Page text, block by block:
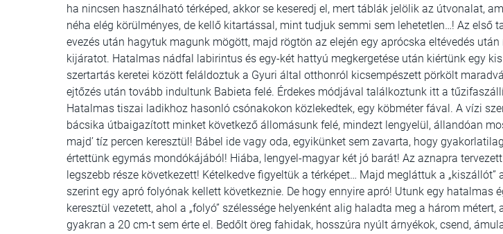
ha nincsen használható térképed, akkor se keseredj el, mert táblák jelölik az útvonalat,
néha elég körülményes, de kellő kitartással, mint tudjuk semmi sem lehetetlen…! Az első
evezés után hagytuk magunk mögött, majd rögtön az elején egy aprócska eltévedés után
kijáratot. Hatalmas nádfal labirintus és egy-két hattyú megkergetése után kiértünk egy
szertartás keretei között feláldoztuk a Gyuri által otthonról kicsempészett pörkölt
ejtőzés után tovább indultunk Babieta felé. Érdekes módjával találkoztunk itt a
Hatalmas tiszai ladikhoz hasonló csónakokon közlekedtek, egy köbméter fával. A vízi
bácsika útbaigazított minket következő állomásunk felé, mindezt lengyelül, állandóan
majd’ tíz percen keresztül! Bábel ide vagy oda, egyikünket sem zavarta, hogy
értettünk egymás mondókájából! Hiába, lengyel-magyar két jó barát! Az aznapra
legszebb része következett! Kételkedve figyeltük a térképet… Majd megláttuk a „kiszállót”
szerint egy apró folyónak kellett következnie. De hogy ennyire apró! Utunk egy hatalmas
keresztül vezetett, ahol a „folyó” szélessége helyenként alig haladta meg a három métert,
gyakran a 20 cm-t sem érte el. Bedőlt öreg fahidak, hosszúra nyúlt árnyékok, csend,